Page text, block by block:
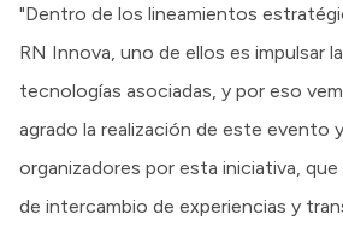
"Dentro de los lineamientos
RN Innova, uno de ellos es impulsar
tecnologías asociadas, y por eso
agrado la realización de este evento
organizadores por esta iniciativa,
de intercambio de experiencias y